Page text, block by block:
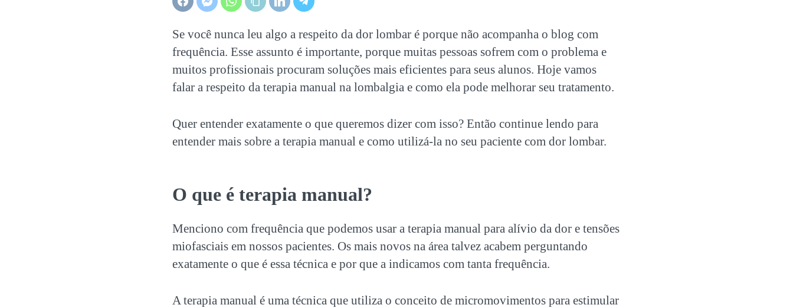
Se você nunca leu algo a respeito da dor lombar é porque não acompanha o blog com
frequência. Esse assunto é importante, porque muitas pessoas sofrem com o problema e
muitos profissionais procuram soluções mais eficientes para seus alunos. Hoje vamos
falar a respeito da terapia manual na lombalgia e como ela pode melhorar seu tratamento.
Quer entender exatamente o que queremos dizer com isso? Então continue lendo para
entender mais sobre a terapia manual e como utilizá-la no seu paciente com dor lombar.
O que é terapia manual?
Menciono com frequência que podemos usar a terapia manual para alívio da dor e tensões
miofasciais em nossos pacientes. Os mais novos na área talvez acabem perguntando
exatamente o que é essa técnica e por que a indicamos com tanta frequência.
A terapia manual é uma técnica que utiliza o conceito de micromovimentos para estimular